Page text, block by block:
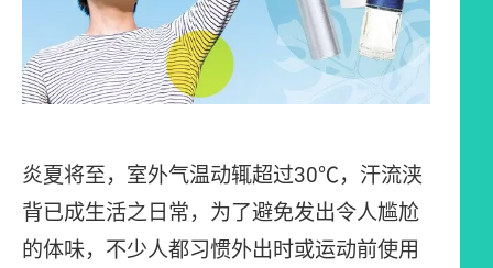
炎夏将至，室外气温动辄超过30℃，汗流浃
背已成生活之日常，为了避免发出令人尴尬
的体味，不少人都习惯外出时或运动前使用